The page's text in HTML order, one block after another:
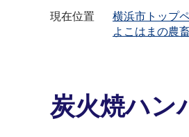
現在位置 横浜市トップ
よこはまの農
炭火焼ハン